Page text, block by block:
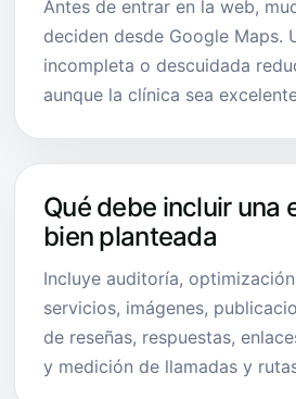
Antes de entrar en la web,
deciden desde Google Maps.
incompleta o descuidada
aunque la clínica sea
Qué debe incluir una
bien planteada
Incluye auditoría,
servicios, imágenes,
de reseñas, respuestas,
y medición de llamadas y